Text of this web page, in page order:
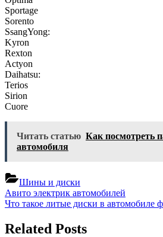
Sportage
Sorento
SsangYong:
Kyron
Rexton
Actyon
Daihatsu:
Terios
Sirion
Cuore
Читать статью Как посмотреть
автомобиля
Шины и диски
Навигация
по
записям
Previous
Post:
Авито электрик автомобилей
Next
Что такое литые диски в автомобиле
Related Posts